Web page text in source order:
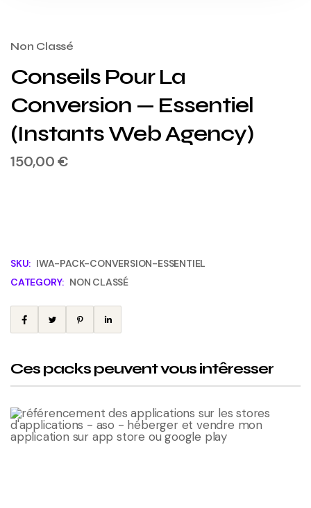
Non Classé
Conseils Pour La
Conversion — Essentiel
(Instants Web Agency)
150,00€
SKU: IWA-PACK-CONVERSION-ESSENTIEL
CATEGORY: NON CLASSÉ
Ces packs peuvent vous intêresser